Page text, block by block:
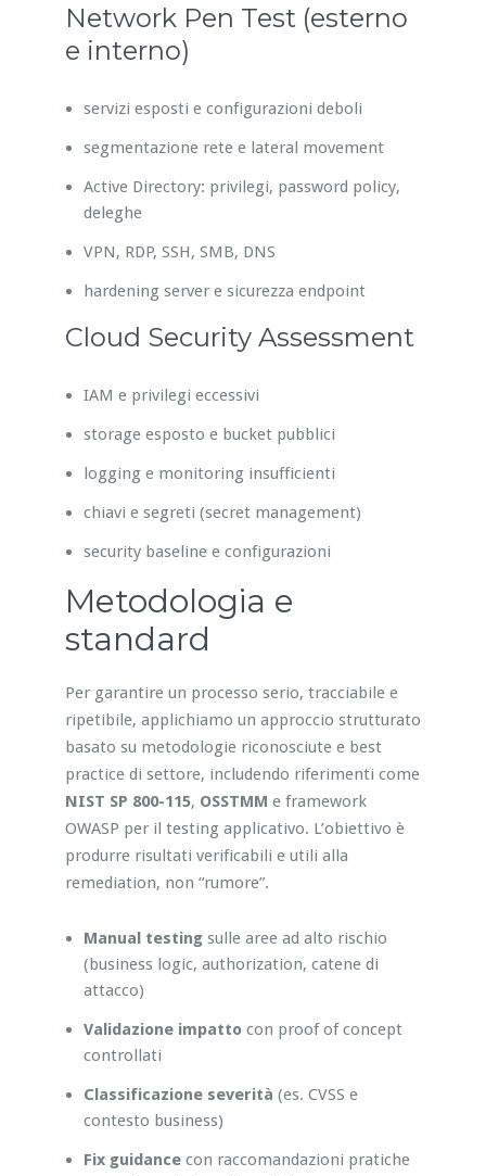
Network Pen Test (esterno
e interno)
servizi esposti e configurazioni deboli
segmentazione rete e lateral movement
Active Directory: privilegi, password policy,
deleghe
VPN, RDP, SSH, SMB, DNS
hardening server e sicurezza endpoint
Cloud Security Assessment
IAM e privilegi eccessivi
storage esposto e bucket pubblici
logging e monitoring insufficienti
chiavi e segreti (secret management)
security baseline e configurazioni
Metodologia e
standard
Per garantire un processo serio, tracciabile e
ripetibile, applichiamo un approccio strutturato
basato su metodologie riconosciute e best
practice di settore, includendo riferimenti come
NIST SP 800-115, OSSTMM e framework
OWASP per il testing applicativo. L’obiettivo è
produrre risultati verificabili e utili alla
remediation, non “rumore”.
Manual testingsulle aree ad alto rischio
(business logic, authorization, catene di
attacco)
Validazione impattocon proof of concept
controllati
Classificazione severità (es. CVSS e
contesto business)
Fix guidancecon raccomandazioni pratiche